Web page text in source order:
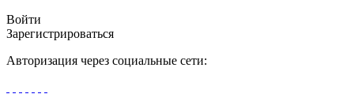
Войти
Зарегистрироваться
Авторизация через социальные сети: